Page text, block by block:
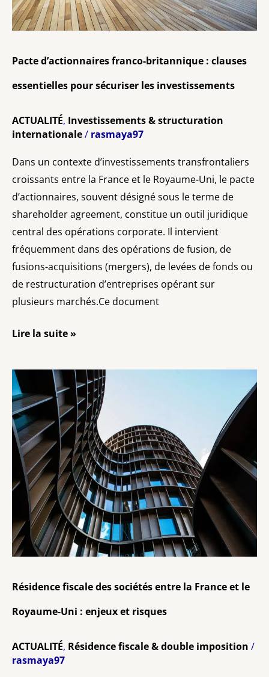
Pacte d’actionnaires franco-britannique : clauses
essentielles pour sécuriser les investissements
ACTUALITÉ, Investissements & structuration
internationale/ rasmaya97
Dans un contexte d’investissements transfrontaliers
croissants entre la France et le Royaume-Uni, le pacte
d’actionnaires, souvent désigné sous le terme de
shareholder agreement, constitue un outil juridique
central des opérations corporate. Il intervient
fréquemment dans des opérations de fusion, de
fusions-acquisitions (mergers), de levées de fonds ou
de restructuration d’entreprises opérant sur
plusieurs marchés.Ce document
Lire la suite »
Résidence fiscale des sociétés entre la France et le
Royaume-Uni : enjeux et risques
ACTUALITÉ, Résidence fiscale & double imposition /
rasmaya97
Résidence
fiscale
des
sociétés
entre
France
Royaume-
Uni
enjeux
et
risques